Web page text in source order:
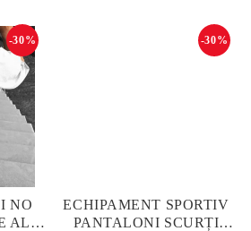
NO
ALB
-30%
ЕCHIPAMENT SPORTIV
PANTALONI SCURȚI
-30%